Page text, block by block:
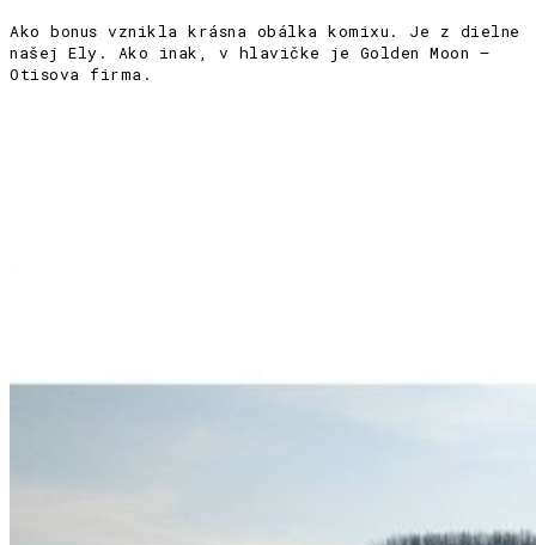
Ako bonus vznikla krásna obálka komixu. Je z dielne
našej Ely. Ako inak, v hlavičke je Golden Moon –
Otisova firma.